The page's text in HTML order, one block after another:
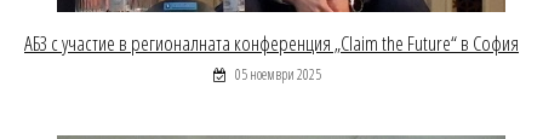
АБЗ с участие в регионалната конференция „Claim the Future“ в София
05 ноември 2025